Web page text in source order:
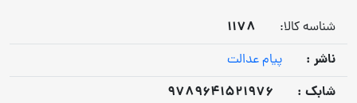
شناسه کالا:
1178
ناشر :
پیام عدالت
شابک :
9789641521976